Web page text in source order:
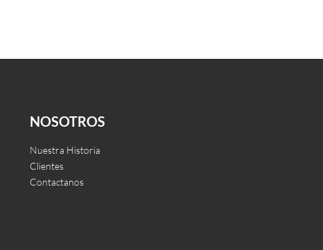
NOSOTROS
Nuestra Historia
Clientes
Contactanos